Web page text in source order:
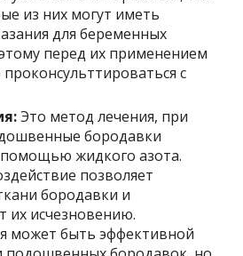
из них могут иметь
для беременных
перед их применением
с
Это метод лечения, при
бородавки
помощью жидкого азота.
позволяет
бородавки и
их исчезновению.
может быть эффективной